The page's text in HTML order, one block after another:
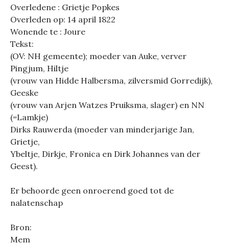
Overledene : Grietje Popkes
Overleden op: 14 april 1822
Wonende te : Joure
Tekst:
(OV: NH gemeente); moeder van Auke, verver
Pingjum, Hiltje
(vrouw van Hidde Halbersma, zilversmid Gorredijk),
Geeske
(vrouw van Arjen Watzes Pruiksma, slager) en NN
(=Lamkje)
Dirks Rauwerda (moeder van minderjarige Jan,
Grietje,
Ybeltje, Dirkje, Fronica en Dirk Johannes van der
Geest).
Er behoorde geen onroerend goed tot de
nalatenschap
Bron:
Mem